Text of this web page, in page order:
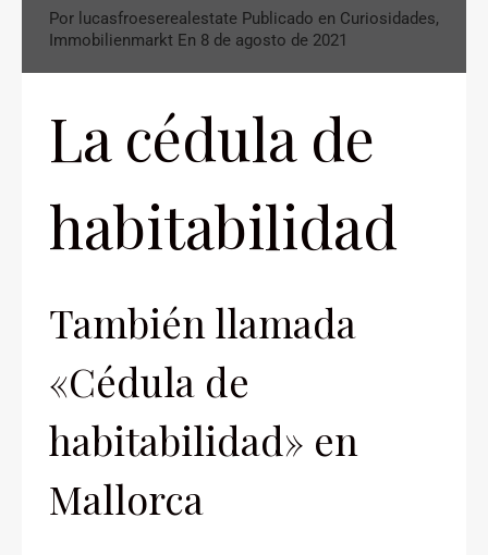
Por lucasfroeserealestate Publicado en Curiosidades,
Immobilienmarkt En 8 de agosto de 2021
La cédula de
habitabilidad
También llamada
«Cédula de
habitabilidad» en
Mallorca